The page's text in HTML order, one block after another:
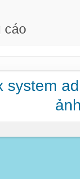
cáo
system